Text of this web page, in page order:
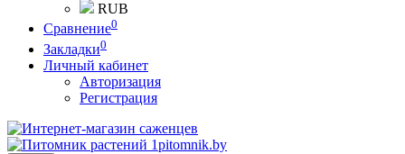
RUB
Сравнение0
Закладки0
Личный кабинет
Авторизация
Регистрация